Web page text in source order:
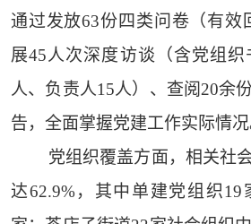
通过发放63份四类问卷（有效
展45人次深度访谈（含党组织
人、负责人15人）、查阅20余
告，全面掌握党建工作实际情况
党组织覆盖方面，相关社
达62.9%，其中单建党组织19